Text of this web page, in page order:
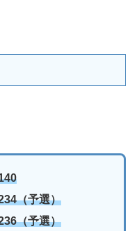
（予選）
（予選）